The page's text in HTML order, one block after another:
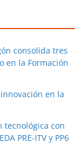
consolida tres
en la Formación
en la
tecnológica con
PRE-ITV y PP6